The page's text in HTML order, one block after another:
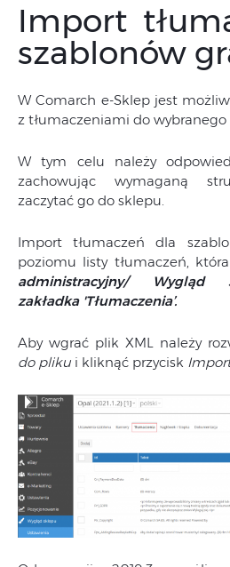
Import
szablonów
W Comarch e-Sklep jest
z tłumaczeniami do
W tym celu należy
zachowując wymaganą
zaczytać go do sklepu.
Import tłumaczeń dla
poziomu listy tłumaczeń,
administracyjny/ Wygląd
zakładka 'Tłumaczenia’.
Aby wgrać plik XML należy
do pliku i kliknąć przycisk